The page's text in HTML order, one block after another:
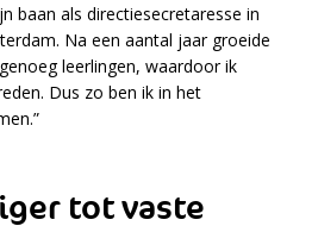
baan als directiesecretaresse in
Na een aantal jaar groeide
leerlingen, waardoor ik
Dus zo ben ik in het
tot vaste